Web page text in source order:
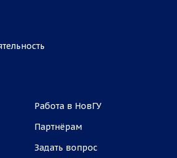
Работа в НовГУ
Партнёрам
Задать вопрос